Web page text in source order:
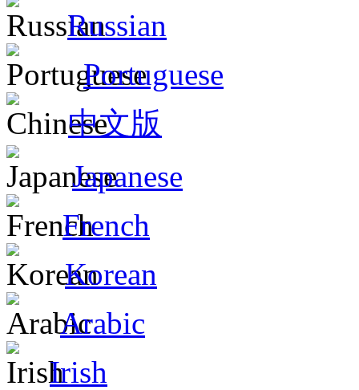
Russian
Portuguese
中文版
Japanese
French
Korean
Arabic
Irish